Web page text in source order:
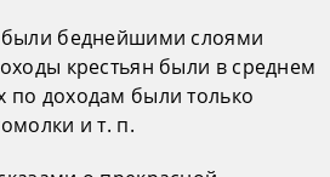
были беднейшими слоями
крестьян были в среднем
доходам были только
и т. п.